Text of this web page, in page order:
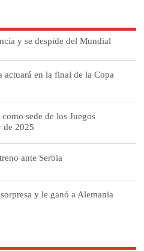
y se despide del Mundial
actuará en la final de la Copa
sede de los Juegos
de 2025
ante Serbia
y le ganó a Alemania